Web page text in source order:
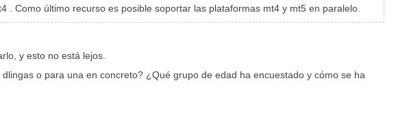
. Como último recurso es posible soportar las plataformas mt4 y mt5 en paralelo.
y esto no está lejos.
o para una en concreto? ¿Qué grupo de edad ha encuestado y cómo se ha